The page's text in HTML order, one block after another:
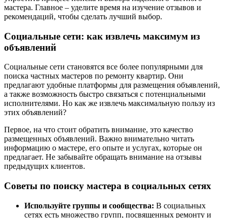
мастера. Главное – уделите время на изучение отзывов и
рекомендаций, чтобы сделать лучший выбор.
Социальные сети: как извлечь максимум из
объявлений
Социальные сети становятся все более популярными для
поиска частных мастеров по ремонту квартир. Они
предлагают удобные платформы для размещения объявлений,
а также возможность быстро связаться с потенциальными
исполнителями. Но как же извлечь максимальную пользу из
этих объявлений?
Первое, на что стоит обратить внимание, это качество
размещенных объявлений. Важно внимательно читать
информацию о мастере, его опыте и услугах, которые он
предлагает. Не забывайте обращать внимание на отзывы
предыдущих клиентов.
Советы по поиску мастера в социальных сетях
Используйте группы и сообщества: В социальных
сетях есть множество групп, посвященных ремонту и